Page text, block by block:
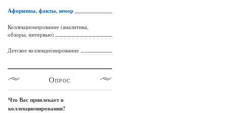
Афоризмы, факты, юмор
Коллекционирование (аналитика,
обзоры, интервью)
Детское коллекционирование
Опрос
Что Вас привлекает в
коллекционировании?